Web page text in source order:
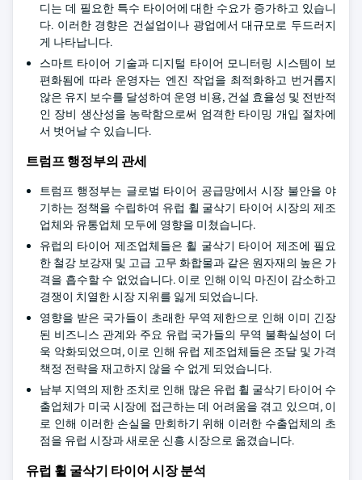
디는 데 필요한 특수 타이어에 대한 수요가 증가하고 있습니
다. 이러한 경향은 건설업이나 광업에서 대규모로 두드러지
게 나타납니다.
스마트 타이어 기술과 디지털 타이어 모니터링 시스템이 보
편화됨에 따라 운영자는 엔진 작업을 최적화하고 번거롭지
않은 유지 보수를 달성하여 운영 비용, 건설 효율성 및 전반적
인 장비 생산성을 농락함으로써 엄격한 타이밍 개입 절차에
서 벗어날 수 있습니다.
트럼프 행정부의 관세
트럼프 행정부는 글로벌 타이어 공급망에서 시장 불안을 야
기하는 정책을 수립하여 유럽 휠 굴삭기 타이어 시장의 제조
업체와 유통업체 모두에 영향을 미쳤습니다.
유럽의 타이어 제조업체들은 휠 굴삭기 타이어 제조에 필요
한 철강 보강재 및 고급 고무 화합물과 같은 원자재의 높은 가
격을 흡수할 수 없었습니다. 이로 인해 이익 마진이 감소하고
경쟁이 치열한 시장 지위를 잃게 되었습니다.
영향을 받은 국가들이 초래한 무역 제한으로 인해 이미 긴장
된 비즈니스 관계와 주요 유럽 국가들의 무역 불확실성이 더
욱 악화되었으며, 이로 인해 유럽 제조업체들은 조달 및 가격
책정 전략을 재고하지 않을 수 없게 되었습니다.
남부 지역의 제한 조치로 인해 많은 유럽 휠 굴삭기 타이어 수
출업체가 미국 시장에 접근하는 데 어려움을 겪고 있으며, 이
로 인해 이러한 손실을 만회하기 위해 이러한 수출업체의 초
점을 유럽 시장과 새로운 신흥 시장으로 옮겼습니다.
유럽 휠 굴삭기 타이어 시장 분석